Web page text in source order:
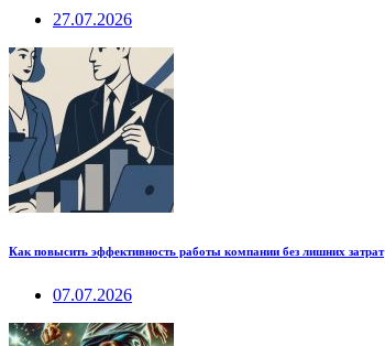
27.07.2026
Как повысить эффективность работы компании без лишних затрат
07.07.2026